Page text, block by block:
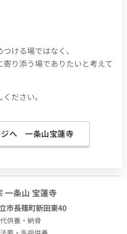
ける場ではなく、
り添う場でありたいと考えて
ださい。
ジへ 一条山宝蓮寺
一条山 宝蓮寺
市長篠町新田東40
供養・納骨